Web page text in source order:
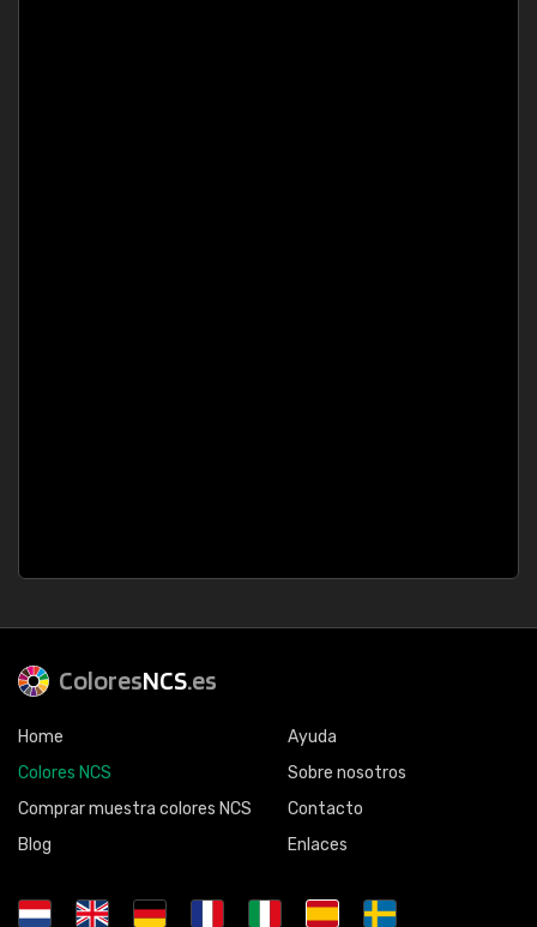
ColoresNCS.es
Home
Colores NCS
Comprar muestra colores NCS
Blog
Ayuda
Sobre nosotros
Contacto
Enlaces